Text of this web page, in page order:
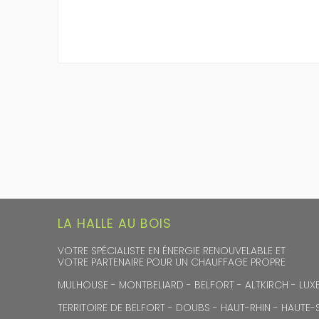
LA HALLE AU BOIS
VOTRE SPÉCIALISTE EN ÉNERGIE RENOUVELABLE ET
VOTRE PARTENAIRE POUR UN CHAUFFAGE PROPRE
MULHOUSE - MONTBELIARD - BELFORT - ALTKIRCH -
TERRITOIRE DE BELFORT - DOUBS - HAUT-RHIN - HAUTE-